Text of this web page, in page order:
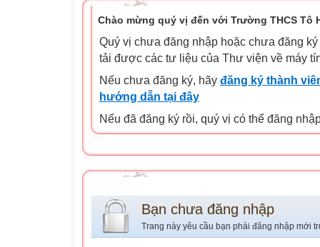
Chào mừng quý vị đến với Trường THCS Tô
Quý vị chưa đăng nhập hoặc chưa đăng
tải được các tư liệu của Thư viện về máy
Nếu chưa đăng ký, hãy đăng ký thành
hướng dẫn tại đây
Nếu đã đăng ký rồi, quý vị có thể đăng
Bạn chưa đăng nhập
Trang này yêu cầu bạn phải đăng nhập mới